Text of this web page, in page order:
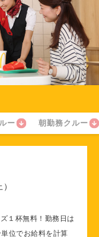
ー 朝勤務クルー
１杯無料！勤務日は
位でお給料を計算